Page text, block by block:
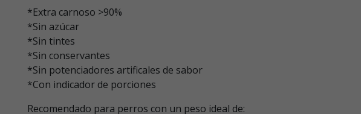
*Extra carnoso >90%
*Sin azúcar
*Sin tintes
*Sin conservantes
*Sin potenciadores artificales de sabor
*Con indicador de porciones
Recomendado para perros con un peso ideal de: